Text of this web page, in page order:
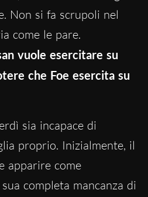
Non si fa scrupoli nel
come le pare.
vuole esercitare su
che Foe esercita su
sia incapace di
proprio. Inizialmente, il
apparire come
completa mancanza di